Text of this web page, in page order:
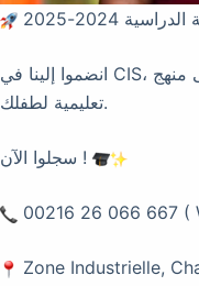
انضموا إلينا في CIS، حيث نقدم تعليمًا على مستوى عالمي في بيئة متنوعة وشاملة. من الموارد التعليمية الحديثة إلى منهج STEAM الشامل والتركيز على رفاهية الطلاب، CIS هي المكان المثالي لرحلة
تعليمية لطفلك.
سجلوا الآن !
00216 26 066 667 (
Zone Industrielle,